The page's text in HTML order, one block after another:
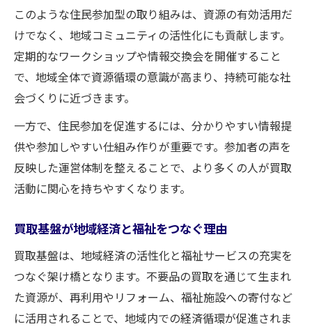
このような住民参加型の取り組みは、資源の有効活用だ
けでなく、地域コミュニティの活性化にも貢献します。
定期的なワークショップや情報交換会を開催すること
で、地域全体で資源循環の意識が高まり、持続可能な社
会づくりに近づきます。
一方で、住民参加を促進するには、分かりやすい情報提
供や参加しやすい仕組み作りが重要です。参加者の声を
反映した運営体制を整えることで、より多くの人が買取
活動に関心を持ちやすくなります。
買取基盤が地域経済と福祉をつなぐ理由
買取基盤は、地域経済の活性化と福祉サービスの充実を
つなぐ架け橋となります。不要品の買取を通じて生まれ
た資源が、再利用やリフォーム、福祉施設への寄付など
に活用されることで、地域内での経済循環が促進されま